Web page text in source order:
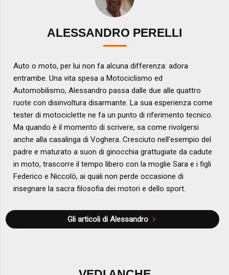
ALESSANDRO PERELLI
Auto o moto, per lui non fa alcuna differenza: adora
entrambe. Una vita spesa a Motociclismo ed
Automobilismo, Alessandro passa dalle due alle quattro
ruote con disinvoltura disarmante. La sua esperienza come
tester di motociclette ne fa un punto di riferimento tecnico.
Ma quando è il momento di scrivere, sa come rivolgersi
anche alla casalinga di Voghera. Cresciuto nell’esempio del
padre e maturato a suon di ginocchia grattugiate da cadute
in moto, trascorre il tempo libero con la moglie Sara e i figli
Federico e Niccolò, ai quali non perde occasione di
insegnare la sacra filosofia dei motori e dello sport.
Gli articoli di Alessandro